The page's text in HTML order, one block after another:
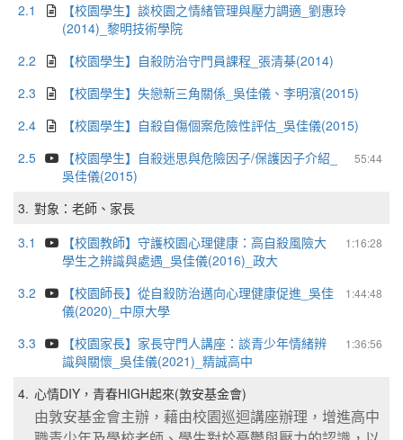
2.1
【校園學生】談校園之情緒管理與壓力調適_劉惠玲
(2014)_黎明技術學院
2.2
【校園學生】自殺防治守門員課程_張清棊(2014)
2.3
【校園學生】失戀新三角關係_吳佳儀、李明濱(2015)
2.4
【校園學生】自殺自傷個案危險性評估_吳佳儀(2015)
2.5
55:44
【校園學生】自殺迷思與危險因子/保護因子介紹_
吳佳儀(2015)
3. 對象：老師、家長
3.1
1:16:28
【校園教師】守護校園心理健康：高自殺風險大
學生之辨識與處遇_吳佳儀(2016)_政大
3.2
1:44:48
【校園師長】從自殺防治邁向心理健康促進_吳佳
儀(2020)_中原大學
3.3
1:36:56
【校園家長】家長守門人講座：談青少年情緒辨
識與關懷_吳佳儀(2021)_精誠高中
4. 心情DIY，青春HIGH起來(敦安基金會)
由敦安基金會主辦， 藉由校園巡迴講座辦理， 增進高中